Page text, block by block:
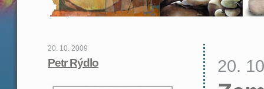
20. 10. 2009
Petr Rýdlo 20.